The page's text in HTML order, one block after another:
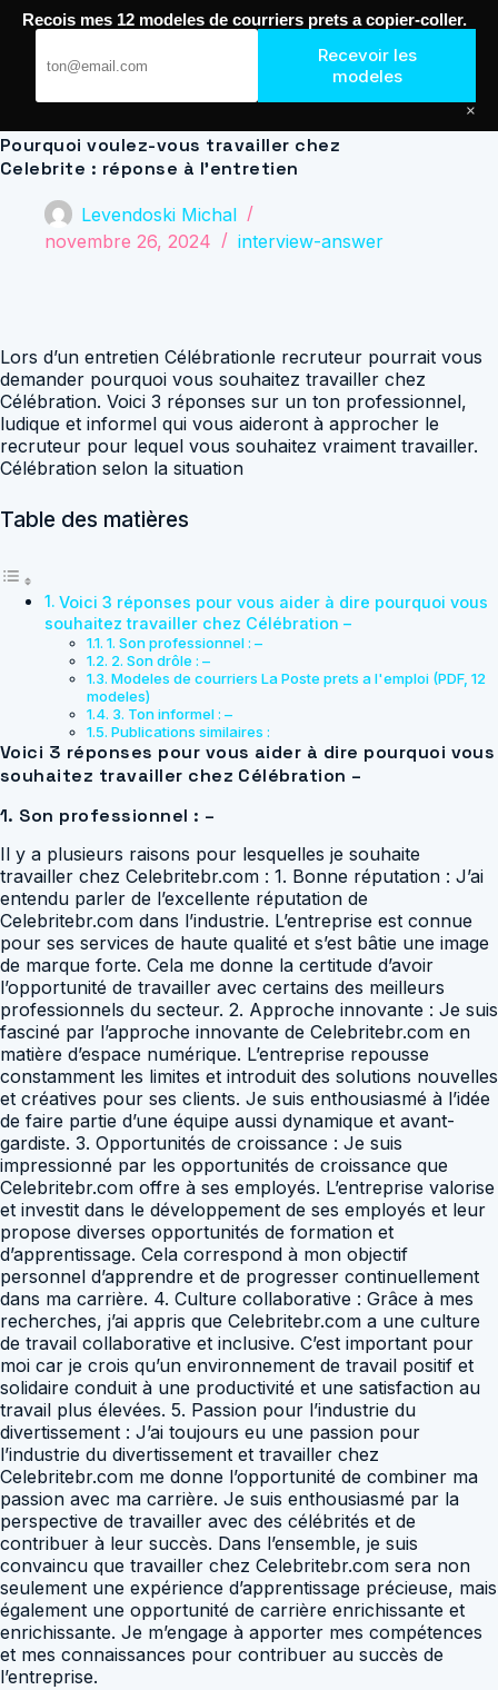
Passer
Pourquoi voulez-vous travailler chez
Celebrite : réponse à l’entretien
Levendoski Michal
novembre 26, 2024
interview-answer
Lors d’un entretien Célébrationle recruteur pourrait vous
demander pourquoi vous souhaitez travailler chez
Célébration. Voici 3 réponses sur un ton professionnel,
ludique et informel qui vous aideront à approcher le
recruteur pour lequel vous souhaitez vraiment travailler.
Célébration selon la situation
Table des matières
Voici 3 réponses pour vous aider à dire pourquoi vous
souhaitez travailler chez Célébration –
1. Son professionnel : –
2. Son drôle : –
Modeles de courriers La Poste prets a l'emploi (PDF, 12
modeles)
3. Ton informel : –
Publications similaires :
Voici 3 réponses pour vous aider à dire pourquoi vous
souhaitez travailler chez Célébration –
1. Son professionnel : –
Il y a plusieurs raisons pour lesquelles je souhaite
travailler chez Celebritebr.com : 1. Bonne réputation : J’ai
entendu parler de l’excellente réputation de
Celebritebr.com dans l’industrie. L’entreprise est connue
pour ses services de haute qualité et s’est bâtie une image
de marque forte. Cela me donne la certitude d’avoir
l’opportunité de travailler avec certains des meilleurs
professionnels du secteur. 2. Approche innovante : Je suis
fasciné par l’approche innovante de Celebritebr.com en
matière d’espace numérique. L’entreprise repousse
constamment les limites et introduit des solutions nouvelles
et créatives pour ses clients. Je suis enthousiasmé à l’idée
de faire partie d’une équipe aussi dynamique et avant-
gardiste. 3. Opportunités de croissance : Je suis
impressionné par les opportunités de croissance que
Celebritebr.com offre à ses employés. L’entreprise valorise
et investit dans le développement de ses employés et leur
propose diverses opportunités de formation et
d’apprentissage. Cela correspond à mon objectif
personnel d’apprendre et de progresser continuellement
dans ma carrière. 4. Culture collaborative : Grâce à mes
recherches, j’ai appris que Celebritebr.com a une culture
de travail collaborative et inclusive. C’est important pour
moi car je crois qu’un environnement de travail positif et
solidaire conduit à une productivité et une satisfaction au
travail plus élevées. 5. Passion pour l’industrie du
divertissement : J’ai toujours eu une passion pour
l’industrie du divertissement et travailler chez
Celebritebr.com me donne l’opportunité de combiner ma
passion avec ma carrière. Je suis enthousiasmé par la
perspective de travailler avec des célébrités et de
contribuer à leur succès. Dans l’ensemble, je suis
convaincu que travailler chez Celebritebr.com sera non
seulement une expérience d’apprentissage précieuse, mais
également une opportunité de carrière enrichissante et
enrichissante. Je m’engage à apporter mes compétences
et mes connaissances pour contribuer au succès de
l’entreprise.
Recois mes 12 modeles de courriers prets a copier-coller.
Recevoir les
modeles
×